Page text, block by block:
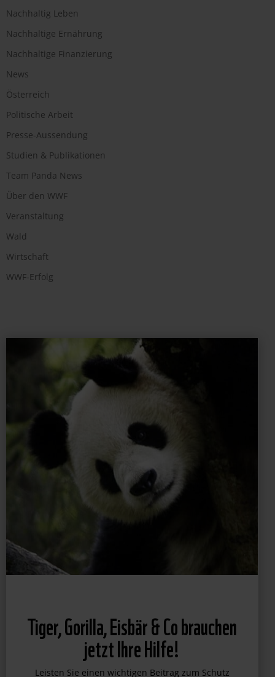
Nachhaltig Leben
Nachhaltige Ernährung
Nachhaltige Finanzierung
News
Österreich
Politische Arbeit
Presse-Aussendung
Studien & Publikationen
Team Panda News
Über den WWF
Veranstaltung
Wald
Wirtschaft
WWF-Erfolg
Tiger, Gorilla, Eisbär & Co brauchen
jetzt Ihre Hilfe!